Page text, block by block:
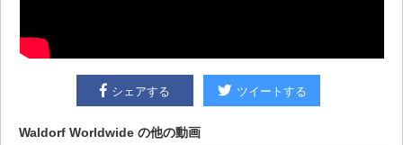
シェアする ツイートする
Waldorf Worldwide の他の動画